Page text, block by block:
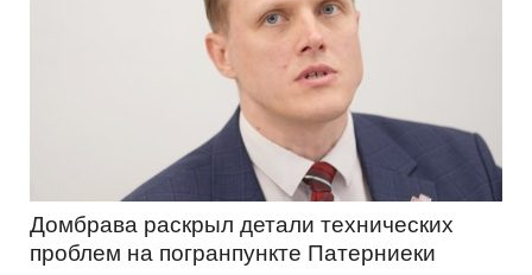
Домбравa раскрыл детали технических
проблем на погранпункте Патерниеки